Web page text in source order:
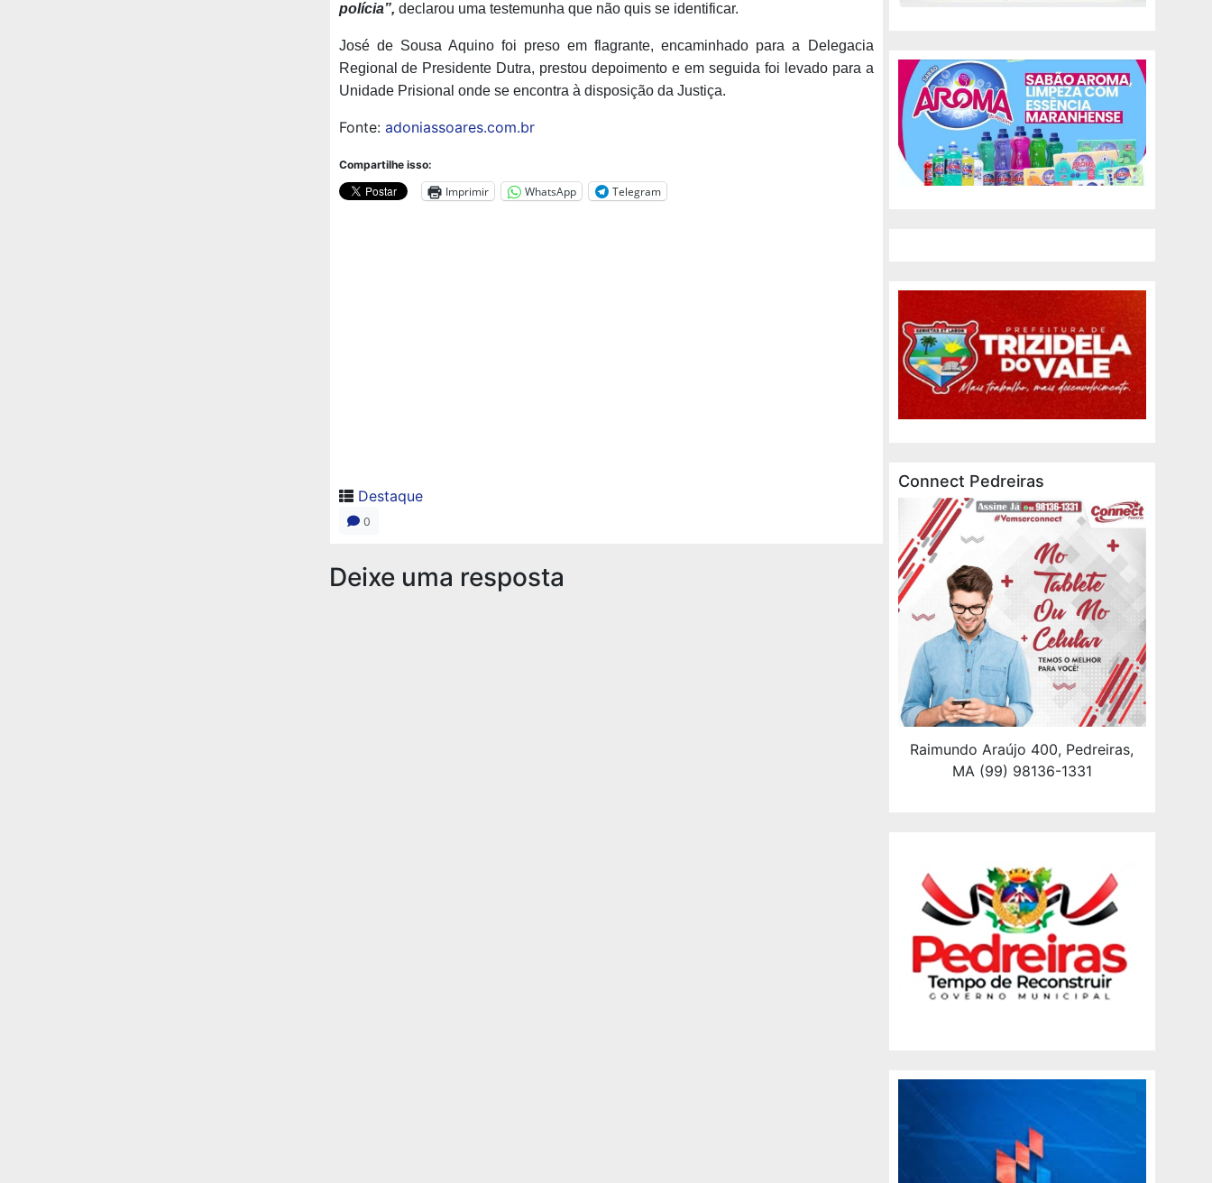
polícia”, declarou uma testemunha que não quis se identificar.
José de Sousa Aquino foi preso em flagrante, encaminhado para a Delegacia
Regional de Presidente Dutra, prestou depoimento e em seguida foi levado para a
Unidade Prisional onde se encontra à disposição da Justiça.
Fonte: adoniassoares.com.br
Compartilhe isso:
Imprimir WhatsApp Telegram
Destaque
0
Deixe uma resposta
Connect Pedreiras
Raimundo Araújo 400, Pedreiras,
MA (99) 98136-1331